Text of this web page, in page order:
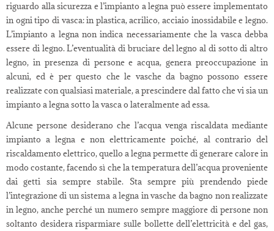
riguardo alla sicurezza e l’impianto a legna può essere implementato
in ogni tipo di vasca: in plastica, acrilico, acciaio inossidabile e legno.
L’impianto a legna non indica necessariamente che la vasca debba
essere di legno. L’eventualità di bruciare del legno al di sotto di altro
legno, in presenza di persone e acqua, genera preoccupazione in
alcuni, ed è per questo che le vasche da bagno possono essere
realizzate con qualsiasi materiale, a prescindere dal fatto che vi sia un
impianto a legna sotto la vasca o lateralmente ad essa.
Alcune persone desiderano che l’acqua venga riscaldata mediante
impianto a legna e non elettricamente poiché, al contrario del
riscaldamento elettrico, quello a legna permette di generare calore in
modo costante, facendo sì che la temperatura dell’acqua proveniente
dai getti sia sempre stabile. Sta sempre più prendendo piede
l’integrazione di un sistema a legna in vasche da bagno non realizzate
in legno, anche perché un numero sempre maggiore di persone non
soltanto desidera risparmiare sulle bollette dell’elettricità e del gas,